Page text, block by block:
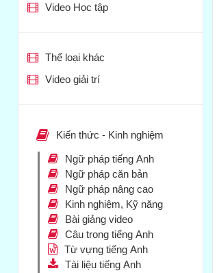
Video Học tập
Thể loại khác
Video giải trí
Kiến thức - Kinh nghiệm
Ngữ pháp tiếng Anh
Ngữ pháp căn bản
Ngữ pháp nâng cao
Kinh nghiệm, Kỹ năng
Bài giảng video
Câu trong tiếng Anh
Từ vựng tiếng Anh
Tài liệu tiếng Anh